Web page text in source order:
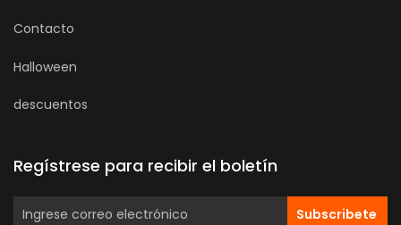
Contacto
Halloween
descuentos
Regístrese para recibir el boletín
Subscribete